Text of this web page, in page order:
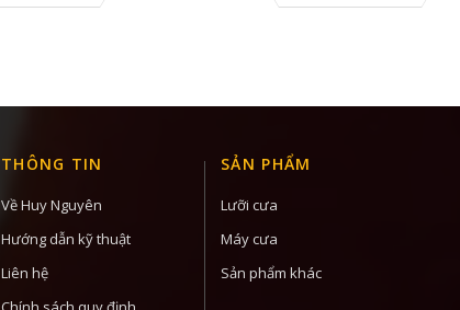
THÔNG TIN
Về Huy Nguyên
Hướng dẫn kỹ thuật
Liên hệ
SẢN PHẨM
Lưỡi cưa
Máy cưa
Sản phẩm khác